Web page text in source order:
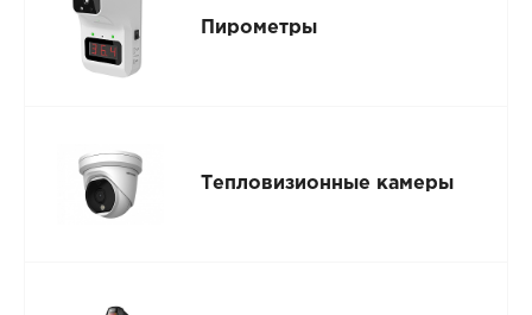
Пирометры
Тепловизионные камеры